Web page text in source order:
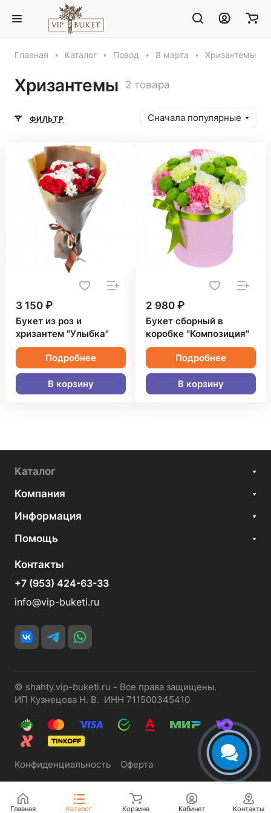
Главная Каталог Повод 8 марта Хризантемы
Хризантемы 2 товара
ФИЛЬТР Сначала популярные
3 150 ₽
Букет из роз и
хризантем "Улыбка"
Подробнее
В корзину
2 980 ₽
Букет сборный в
коробке "Композиция"
Подробнее
В корзину
Каталог
Компания
Информация
Помощь
Контакты
+7 (953) 424-63-33
info@vip-buketi.ru
© shahty.vip-buketi.ru - Все права защищены.
ИП Кузнецова Н. В. ИНН 711500345410
Конфиденциальность Оферта
Главная Каталог Корзина Кабинет Контакты